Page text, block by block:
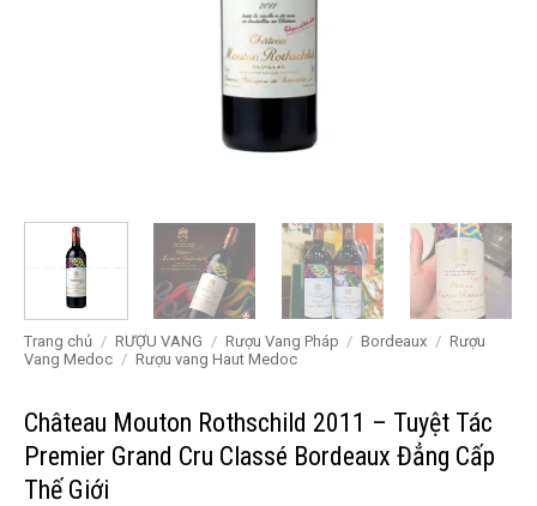
Trang chủ / RƯỢU VANG / Rượu Vang Pháp / Bordeaux / Rượu
Vang Medoc / Rượu vang Haut Medoc
Château Mouton Rothschild 2011 – Tuyệt Tác
Premier Grand Cru Classé Bordeaux Đẳng Cấp
Thế Giới